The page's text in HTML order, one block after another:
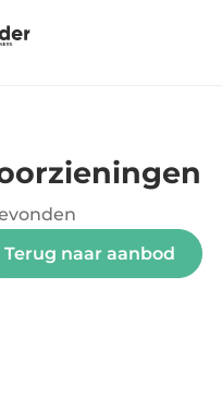
Terug naar aanbod